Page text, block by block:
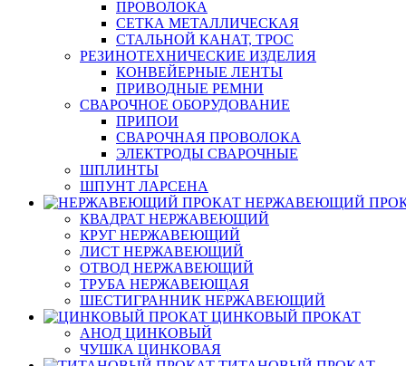
ПРОВОЛОКА
СЕТКА МЕТАЛЛИЧЕСКАЯ
СТАЛЬНОЙ КАНАТ, ТРОС
РЕЗИНОТЕХНИЧЕСКИЕ ИЗДЕЛИЯ
КОНВЕЙЕРНЫЕ ЛЕНТЫ
ПРИВОДНЫЕ РЕМНИ
СВАРОЧНОЕ ОБОРУДОВАНИЕ
ПРИПОИ
СВАРОЧНАЯ ПРОВОЛОКА
ЭЛЕКТРОДЫ СВАРОЧНЫЕ
ШПЛИНТЫ
ШПУНТ ЛАРСЕНА
НЕРЖАВЕЮЩИЙ
КВАДРАТ НЕРЖАВЕЮЩИЙ
КРУГ НЕРЖАВЕЮЩИЙ
ЛИСТ НЕРЖАВЕЮЩИЙ
ОТВОД НЕРЖАВЕЮЩИЙ
ТРУБА НЕРЖАВЕЮЩАЯ
ШЕСТИГРАННИК НЕРЖАВЕЮЩИЙ
ЦИНКОВЫЙ ПРОКАТ
АНОД ЦИНКОВЫЙ
ЧУШКА ЦИНКОВАЯ